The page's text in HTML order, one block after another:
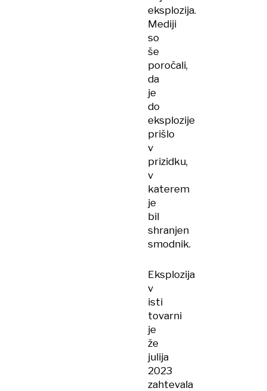
eksplozija.
Mediji
so
še
poročali,
da
je
do
eksplozije
prišlo
v
prizidku,
v
katerem
je
bil
shranjen
smodnik.
Eksplozija
v
isti
tovarni
je
že
julija
2023
zahtevala